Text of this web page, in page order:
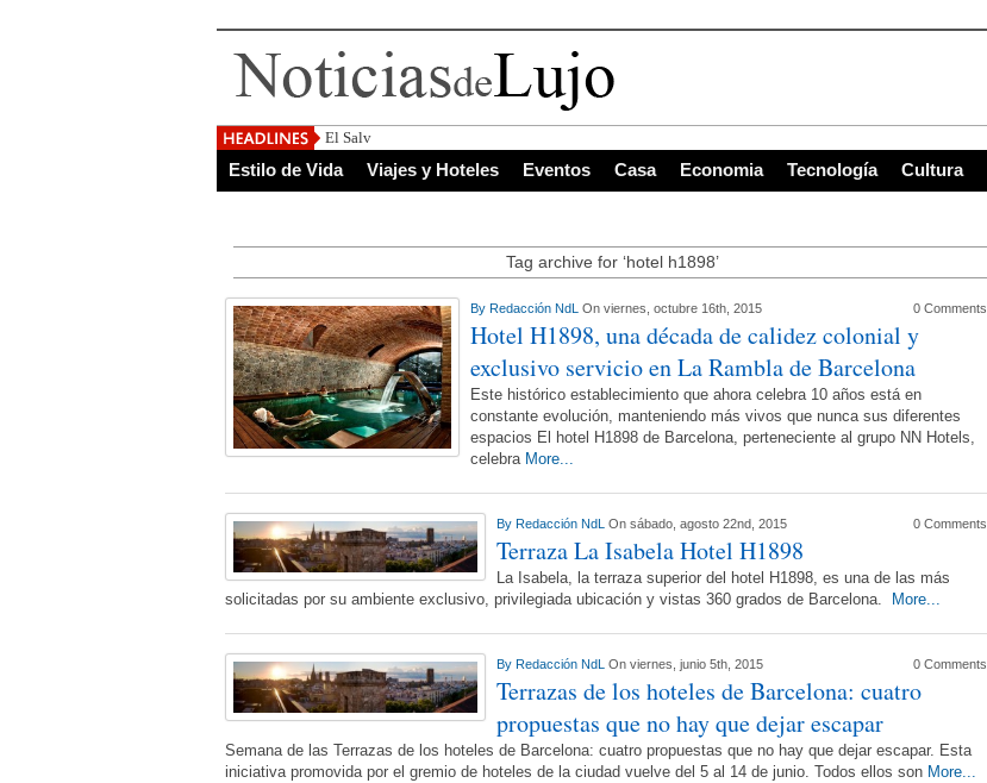
El Salvador, uno de los de
Estilo de Vida Viajes y Hoteles Eventos Casa Economia Tecnología Cultura
Tag archive for ‘hotel h1898’
By Redacción NdL On viernes, octubre 16th, 2015 0 Comments
Hotel H1898, una década de calidez colonial y
exclusivo servicio en La Rambla de Barcelona
Este histórico establecimiento que ahora celebra 10 años está en
constante evolución, manteniendo más vivos que nunca sus diferentes
espacios El hotel H1898 de Barcelona, perteneciente al grupo NN Hotels,
celebra More...
By Redacción NdL On sábado, agosto 22nd, 2015 0 Comments
Terraza La Isabela Hotel H1898
La Isabela, la terraza superior del hotel H1898, es una de las más
solicitadas por su ambiente exclusivo, privilegiada ubicación y vistas 360 grados de Barcelona.
More...
By Redacción NdL On viernes, junio 5th, 2015 0 Comments
Terrazas de los hoteles de Barcelona: cuatro
propuestas que no hay que dejar escapar
Semana de las Terrazas de los hoteles de Barcelona: cuatro propuestas que no hay que dejar escapar. Esta
iniciativa promovida por el gremio de hoteles de la ciudad vuelve del 5 al 14 de junio. Todos ellos son More...